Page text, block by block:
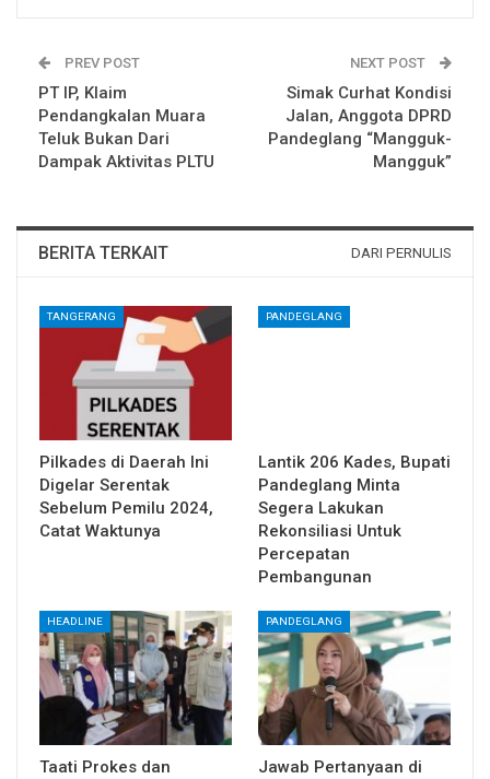
PREV POST
PT IP, Klaim
Pendangkalan Muara
Teluk Bukan Dari
Dampak Aktivitas PLTU
NEXT POST
Simak Curhat Kondisi
Jalan, Anggota DPRD
Pandeglang “Mangguk-
Mangguk”
BERITA TERKAIT DARI PERNULIS
TANGERANG
Pilkades di Daerah Ini
Digelar Serentak
Sebelum Pemilu 2024,
Catat Waktunya
PANDEGLANG
Lantik 206 Kades, Bupati
Pandeglang Minta
Segera Lakukan
Rekonsiliasi Untuk
Percepatan
Pembangunan
HEADLINE
Taati Prokes dan
PANDEGLANG
Jawab Pertanyaan di